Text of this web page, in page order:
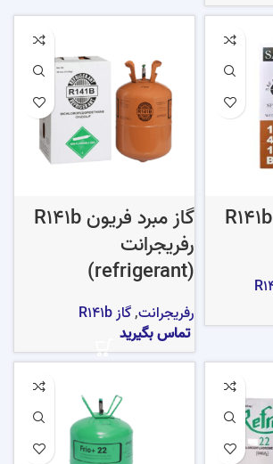
گاز مبرد فریون R141b
گاز مبرد فریون R141b
رفریجرانت
(refrigerant)
رفریجرانت,گاز R141b
تماس بگیرید